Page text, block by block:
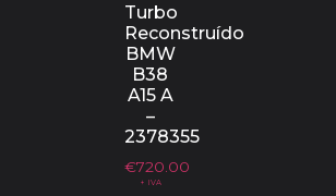
Turbo
Reconstruído
BMW
B38
A15 A
–
2378355
€720.00
+ IVA